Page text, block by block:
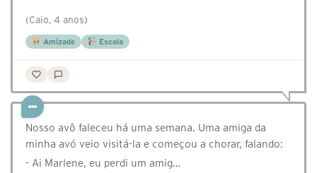
(Caio, 4 anos)
Amizade Escola
Nosso avô faleceu há uma semana. Uma amiga da
minha avó veio visitá-la e começou a chorar, falando:
- Ai Marlene, eu perdi um amig…